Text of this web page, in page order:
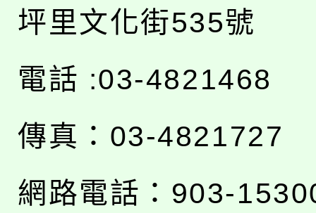
坪里文化街535號
電話 :03-4821468
傳真：03-4821727
網路電話：903-